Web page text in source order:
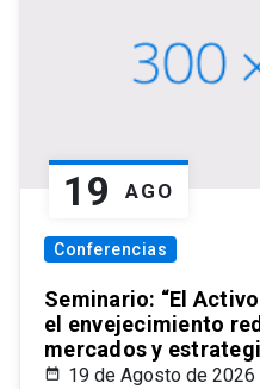
19 AGO
Conferencias
Seminario: “El
el envejecimiento
mercados y
19 de Agosto de 2026